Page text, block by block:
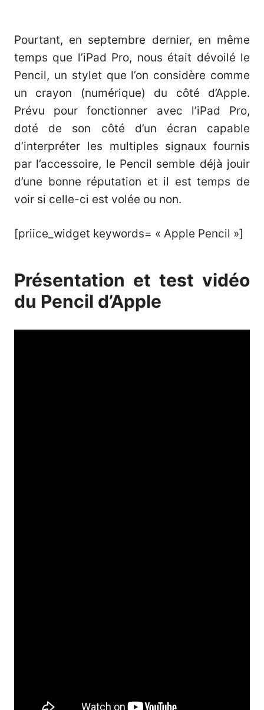
Pourtant, en septembre dernier, en même
temps que l’iPad Pro, nous était dévoilé le
Pencil, un stylet que l’on considère comme
un crayon (numérique) du côté d’Apple.
Prévu pour fonctionner avec l’iPad Pro,
doté de son côté d’un écran capable
d’interpréter les multiples signaux fournis
par l’accessoire, le Pencil semble déjà jouir
d’une bonne réputation et il est temps de
voir si celle-ci est volée ou non.
[priice_widget keywords= « Apple Pencil »]
Présentation et test vidéo
du Pencil d’Apple